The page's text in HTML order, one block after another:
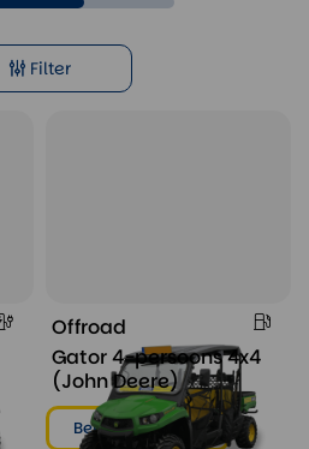
Filter
Offroad
Gator 4-persoons 4x4
(John Deere)
Bekijken & huren